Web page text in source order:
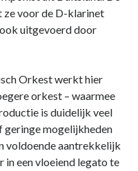
ze voor de D-klarinet
uitgevoerd door
Orkest werkt hier
orkest – waarmee
is duidelijk veel
geringe mogelijkheden
voldoende aantrekkelijk
in een vloeiend legato te